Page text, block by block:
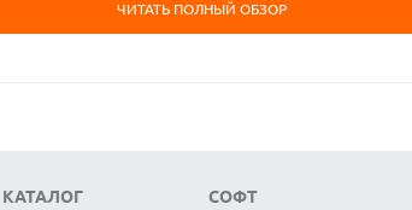
ЧИТАТЬ ПОЛНЫЙ ОБЗОР
КАТАЛОГ СОФТ